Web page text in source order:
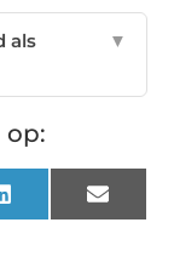
als
▼
op:
LinkedIn Email